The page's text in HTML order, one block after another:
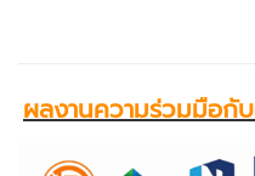
ผลงานความร่วมมือกั